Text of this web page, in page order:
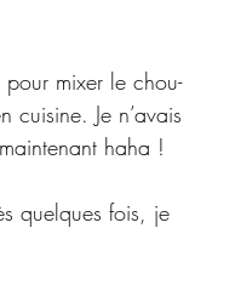
mixer le chou-
cuisine. Je n’avais
haha !
quelques fois, je